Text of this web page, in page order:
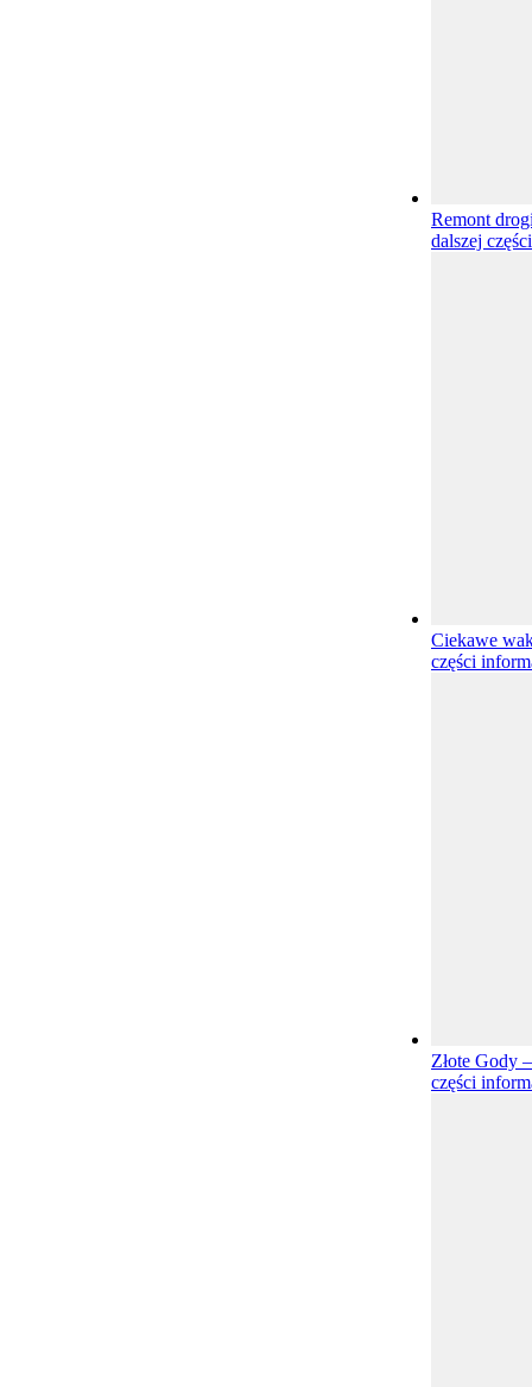
Remont
dalszej
Ciekawe
części
Złote Gody
części